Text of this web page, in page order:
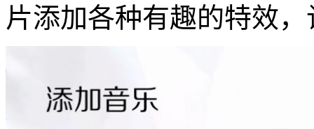
片添加各种有趣的特效